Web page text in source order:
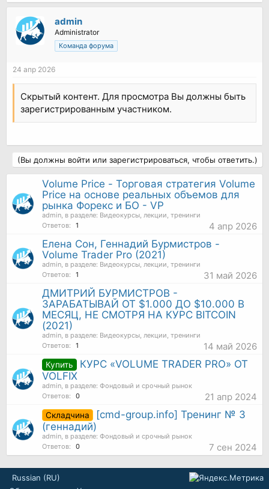
admin
Administrator
Команда форума
24 апр 2026
Скрытый контент. Для просмотра Вы должны быть
зарегистрированным участником.
(Вы должны войти или зарегистрироваться, чтобы ответить.)
Volume Price - Торговая стратегия Volume
Price на основе реальных объемов для
рынка Форекс и БО - VP
admin , в разделе: Видеокурсы, лекции, тренинги
Ответов:
1 4 апр 2026
Елена Сон, Геннадий Бурмистров -
Volume Trader Pro (2021)
admin , в разделе: Видеокурсы, лекции, тренинги
Ответов:
1 31 май 2026
ДМИТРИЙ БУРМИСТРОВ -
ЗАРАБАТЫВАЙ ОТ $1.000 ДО $10.000 В
МЕСЯЦ, НЕ СМОТРЯ НА КУРС BITCOIN
(2021)
admin , в разделе: Видеокурсы, лекции, тренинги
Ответов:
1 14 май 2026
Купить
КУРС «VOLUME TRADER PRO» ОТ
VOLFIX
admin , в разделе: Фондовый и срочный рынок
Ответов:
0 21 апр 2024
Складчина
[cmd-group.info] Тренинг № 3
(геннадий)
admin , в разделе: Фондовый и срочный рынок
Ответов:
0 7 сен 2024
Russian (RU)